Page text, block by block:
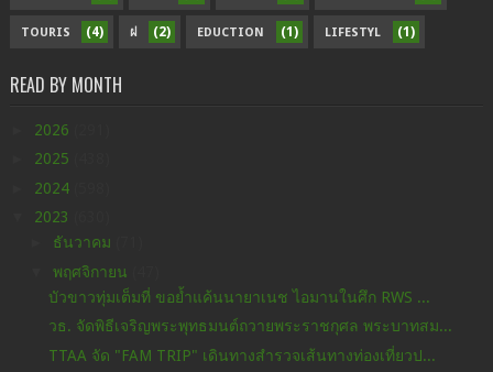
TOURIS (4) ฝ (2) EDUCTION (1) LIFESTYL (1)
READ BY MONTH
2026
2025
2024
2023
ธันวาคม
พฤศจิกายน
บัวขาวทุ่มเต็มที่ ขอย้ำแค้นนายาเนช ไอมานในศึก RWS ...
วธ. จัดพิธีเจริญพระพุทธมนต์ถวายพระราชกุศล พระบาทสม...
TTAA จัด "FAM TRIP" เดินทางสำรวจเส้นทางท่องเที่ยวป...